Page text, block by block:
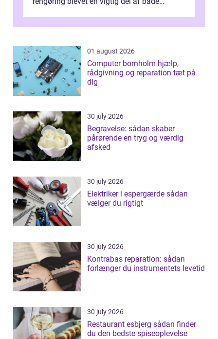
samlede ...
01 august 2026
Computer bornholm hjælp,
rådgivning og reparation tæt på
dig
30 july 2026
Begravelse: sådan skaber
pårørende en tryg og værdig
afsked
30 july 2026
Elektriker i espergærde sådan
vælger du rigtigt
30 july 2026
Kontrabas reparation: sådan
forlænger du instrumentets levetid
30 july 2026
Restaurant esbjerg sådan finder
du den bedste spiseoplevelse